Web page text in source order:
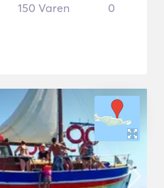
150 Varen 0